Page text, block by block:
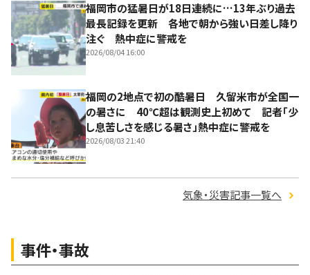
福岡市の猛暑日が18日連続に…13年ぶり過去
最長記録を更新 各地で朝から強い日差し降り
注ぐ 熱中症に警戒を
2026/08/04 16:00
福岡の2地点で初の酷暑日 久留米市が全国一
の暑さに 40℃超は観測史上初めて 記者「少
し息苦しさを感じる暑さ」熱中症に警戒を
2026/08/03 21:40
気象・災害記事一覧へ
事件・事故